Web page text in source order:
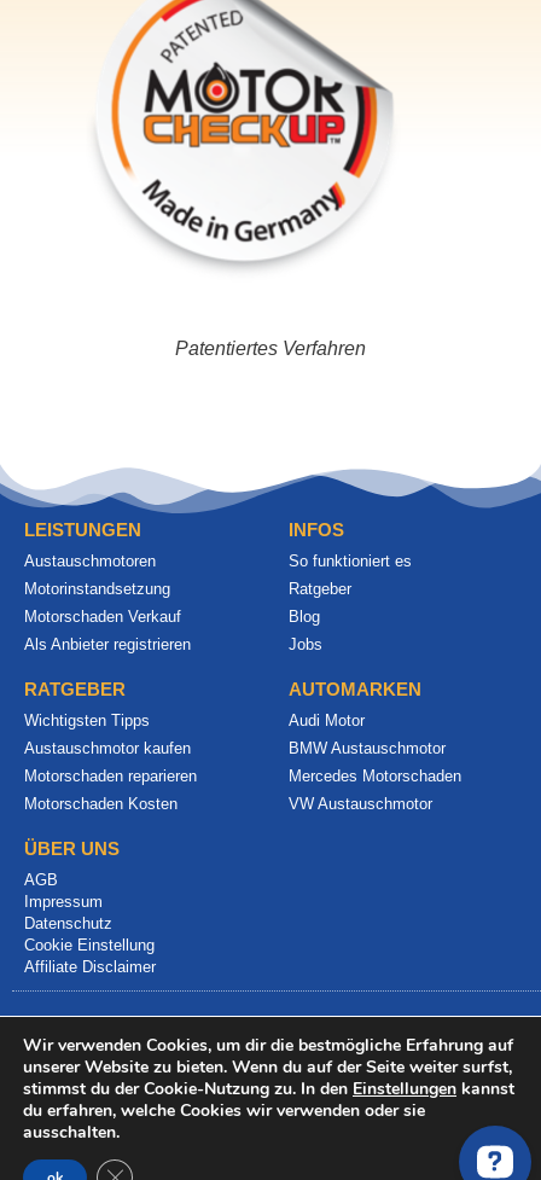
Patentiertes Verfahren
LEISTUNGEN
Austauschmotoren
Motorinstandsetzung
Motorschaden Verkauf
Als Anbieter registrieren
INFOS
So funktioniert es
Ratgeber
Blog
Jobs
RATGEBER
Wichtigsten Tipps
Austauschmotor kaufen
Motorschaden reparieren
Motorschaden Kosten
AUTOMARKEN
Audi Motor
BMW Austauschmotor
Mercedes Motorschaden
VW Austauschmotor
ÜBER UNS
AGB
Impressum
Datenschutz
Cookie Einstellung
Affiliate Disclaimer
© 2024 info@motorschadenvergleich.de
Wir verwenden Cookies, um dir die bestmögliche Erfahrung auf
unserer Website zu bieten. Wenn du auf der Seite weiter surfst,
stimmst du der Cookie-Nutzung zu. In den Einstellungen kannst
du erfahren, welche Cookies wir verwenden oder sie
ausschalten.
GDPR Cookie-Banner schließen